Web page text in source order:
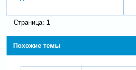
Страница: 1
Похожие темы